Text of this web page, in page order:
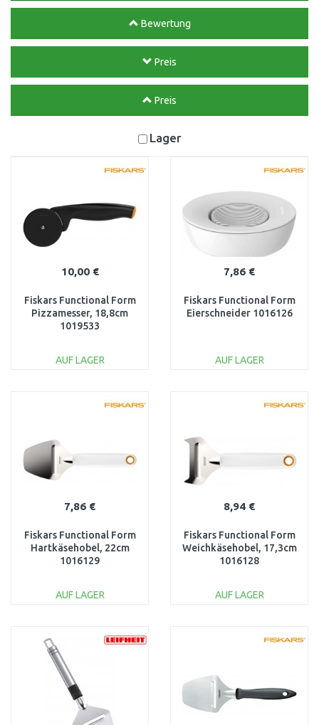
Bewertung
Preis
Preis
Lager
10,00 €
Fiskars Functional Form
Pizzamesser, 18,8cm
1019533
AUF LAGER
7,86 €
Fiskars Functional Form
Eierschneider 1016126
AUF LAGER
7,86 €
Fiskars Functional Form
Hartkäsehobel, 22cm
1016129
AUF LAGER
Vergleichen
8,94 €
Fiskars Functional Form
Weichkäsehobel, 17,3cm
1016128
AUF LAGER